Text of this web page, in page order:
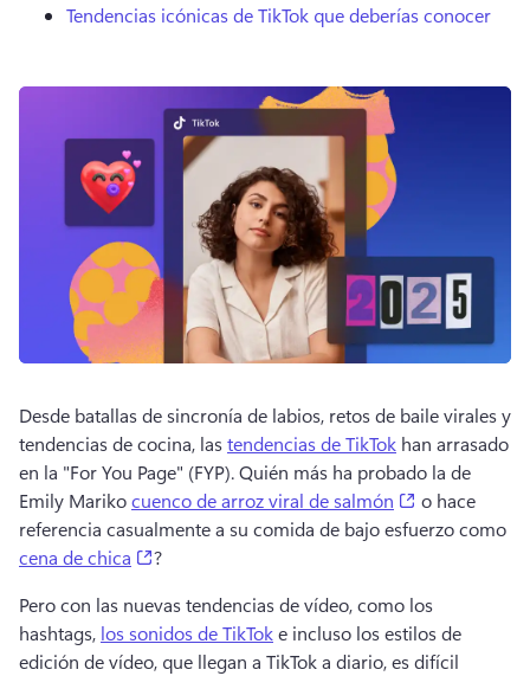
Tendencias icónicas de TikTok que deberías conocer
Desde batallas de sincronía de labios, retos de baile virales y
tendencias de cocina, las tendencias de TikTok han arrasado
en la "For You Page" (FYP). Quién más ha probado la de
Emily Mariko cuenco de arroz viral de salmón (opens in a
o hace
referencia casualmente a su comida de bajo esfuerzo como
cena de chica
(opens in a new tab)
?
Pero con las nuevas tendencias de vídeo, como los
hashtags, los sonidos de TikTok e incluso los estilos de
edición de vídeo, que llegan a TikTok a diario, es difícil